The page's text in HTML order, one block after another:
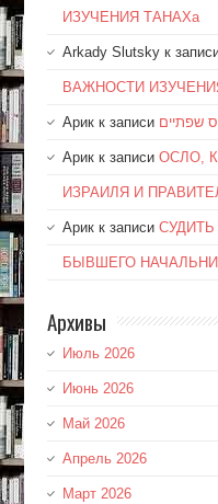
ИЗУЧЕНИЯ ТАНАХа
Arkady Slutskyк
ВАЖНОСТИ
Арикк записи
Арикк записи ОСЛО,
ИЗРАИЛЯ И
Арикк записи
БЫВШЕГО
Архивы
Июль 2026
Июнь 2026
Май 2026
Апрель 2026
Март 2026